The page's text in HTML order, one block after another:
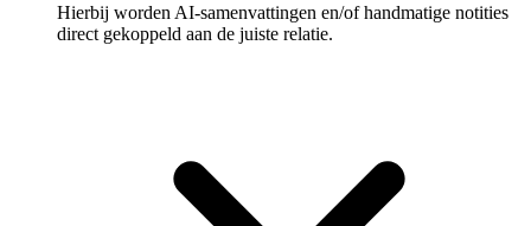
Hierbij worden AI-samenvattingen en/of handmatige notities
direct gekoppeld aan de juiste relatie.